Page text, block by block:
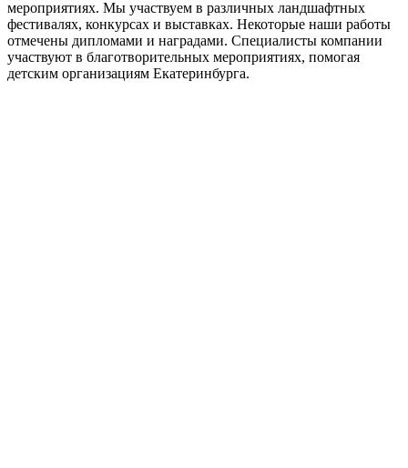
мероприятиях. Мы участвуем в различных ландшафтных
фестивалях, конкурсах и выставках. Некоторые наши работы
отмечены дипломами и наградами. Специалисты компании
участвуют в благотворительных мероприятиях, помогая
детским организациям Екатеринбурга.